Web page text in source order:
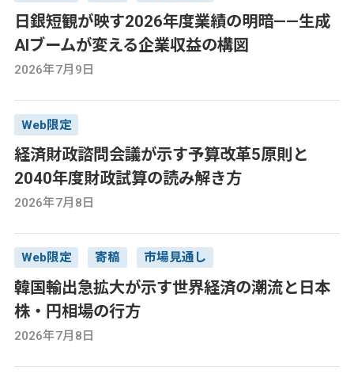
日銀短観が映す2026年度業績の明暗——生成
AIブームが変える企業収益の構図
2026年7月9日
Web限定
経済財政諮問会議が示す予算改革5原則と
2040年度財政試算の読み解き方
2026年7月8日
Web限定 寄稿 市場見通し
韓国輸出急拡大が示す世界経済の潮流と日本
株・円相場の行方
2026年7月8日